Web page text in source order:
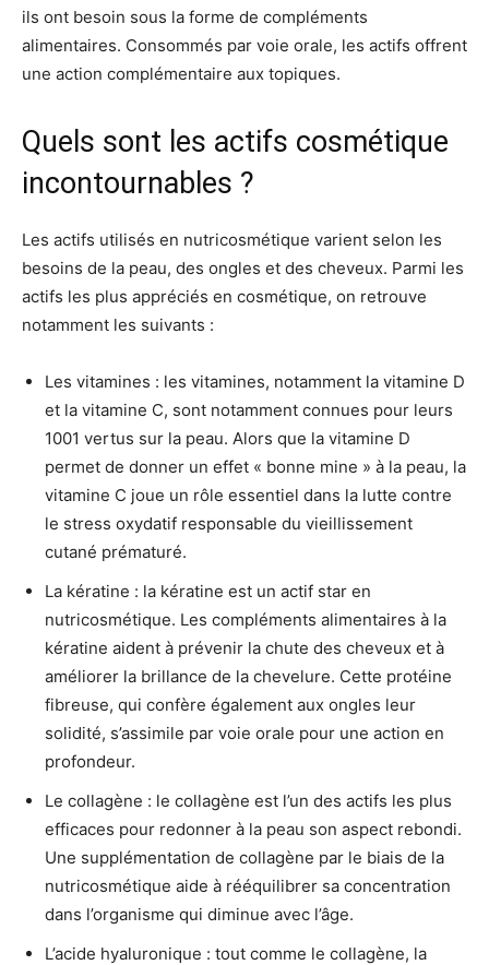
ils ont besoin sous la forme de compléments
alimentaires. Consommés par voie orale, les actifs offrent
une action complémentaire aux topiques.
Quels sont les actifs cosmétique
incontournables ?
Les actifs utilisés en nutricosmétique varient selon les
besoins de la peau, des ongles et des cheveux. Parmi les
actifs les plus appréciés en cosmétique, on retrouve
notamment les suivants :
Les vitamines : les vitamines, notamment la vitamine D
et la vitamine C, sont notamment connues pour leurs
1001 vertus sur la peau. Alors que la vitamine D
permet de donner un effet « bonne mine » à la peau, la
vitamine C joue un rôle essentiel dans la lutte contre
le stress oxydatif responsable du vieillissement
cutané prématuré.
La kératine : la kératine est un actif star en
nutricosmétique. Les compléments alimentaires à la
kératine aident à prévenir la chute des cheveux et à
améliorer la brillance de la chevelure. Cette protéine
fibreuse, qui confère également aux ongles leur
solidité, s’assimile par voie orale pour une action en
profondeur.
Le collagène : le collagène est l’un des actifs les plus
efficaces pour redonner à la peau son aspect rebondi.
Une supplémentation de collagène par le biais de la
nutricosmétique aide à rééquilibrer sa concentration
dans l’organisme qui diminue avec l’âge.
L’acide hyaluronique : tout comme le collagène, la